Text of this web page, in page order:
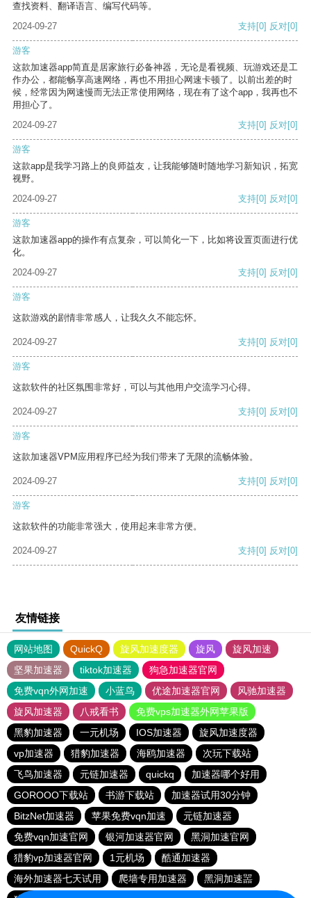
查找资料、翻译语言、编写代码等。
2024-09-27
支持[0] 反对[0]
游客
这款加速器app简直是居家旅行必备神器，无论是看视频、玩游戏还是工
作办公，都能畅享高速网络，再也不用担心网速卡顿了。以前出差的时
候，经常因为网速慢而无法正常使用网络，现在有了这个app，我再也不
用担心了。
2024-09-27
支持[0] 反对[0]
游客
这款app是我学习路上的良师益友，让我能够随时随地学习新知识，拓宽
视野。
2024-09-27
支持[0] 反对[0]
游客
这款加速器app的操作有点复杂，可以简化一下，比如将设置页面进行优
化。
2024-09-27
支持[0] 反对[0]
游客
这款游戏的剧情非常感人，让我久久不能忘怀。
2024-09-27 支持[0] 反对[0]
游客
这款软件的社区氛围非常好，可以与其他用户交流学习心得。
2024-09-27 支持[0] 反对[0]
游客
这款加速器VPM应用程序已经为我们带来了无限的流畅体验。
2024-09-27 支持[0] 反对[0]
游客
这款软件的功能非常强大，使用起来非常方便。
2024-09-27 支持[0] 反对[0]
友情链接
网站地图 QuickQ 旋风加速度器 旋风
旋风加速
坚果加速器
tiktok加速器
狗急加速器官网
免费vqn外网加速
小蓝鸟 优途加速器官网
风驰加速器
旋风加速器
八戒看书
免费vps加速器外网苹果版
黑豹加速器
一元机场 IOS加速器
旋风加速度器
vp加速器
猎豹加速器 海鸥加速器
次玩下载站
飞鸟加速器
元链加速器 quickq
加速器哪个好用
GOROOO下载站
书游下载站
加速器试用30分钟
BitzNet加速器
苹果免费vqn加速
元链加速器
免费vqn加速官网
银河加速器官网
黑洞加速官网
猎豹vp加速器官网
1元机场
酷通加速器
海外加速器七天试用
爬墙专用加速器
黑洞加速噐